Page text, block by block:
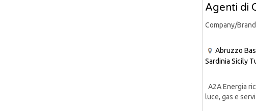
Agenti di
Company/
Abruzzo
Sardinia Sicily
A2A Energia
luce, gas e